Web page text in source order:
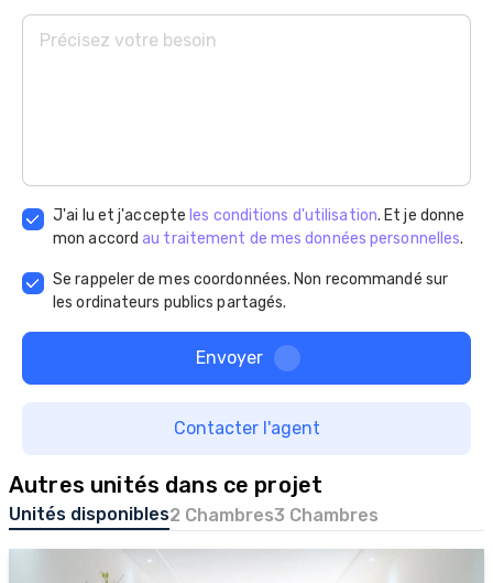
J'ai lu et j'accepte les conditions d'utilisation. Et je donne
mon accordau traitement de mes données personnelles.
Se rappeler de mes coordonnées. Non recommandé sur
les ordinateurs publics partagés.
Envoyer
Contacter l'agent
Autres unités dans ce projet
Unités disponibles2 Chambres3 Chambres